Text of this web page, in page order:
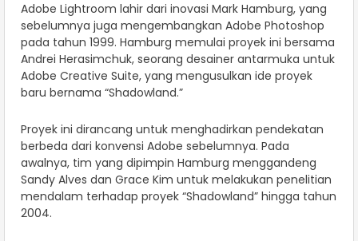
Adobe Lightroom lahir dari inovasi Mark Hamburg, yang
sebelumnya juga mengembangkan Adobe Photoshop
pada tahun 1999. Hamburg memulai proyek ini bersama
Andrei Herasimchuk, seorang desainer antarmuka untuk
Adobe Creative Suite, yang mengusulkan ide proyek
baru bernama “Shadowland.”
Proyek ini dirancang untuk menghadirkan pendekatan
berbeda dari konvensi Adobe sebelumnya. Pada
awalnya, tim yang dipimpin Hamburg menggandeng
Sandy Alves dan Grace Kim untuk melakukan penelitian
mendalam terhadap proyek “Shadowland” hingga tahun
2004.